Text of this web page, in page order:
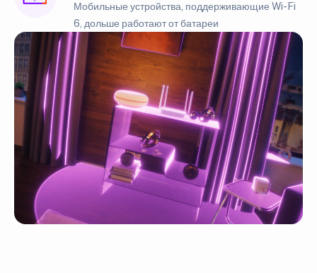
Мобильные устройства, поддерживающие Wi-Fi
6, дольше работают от батареи